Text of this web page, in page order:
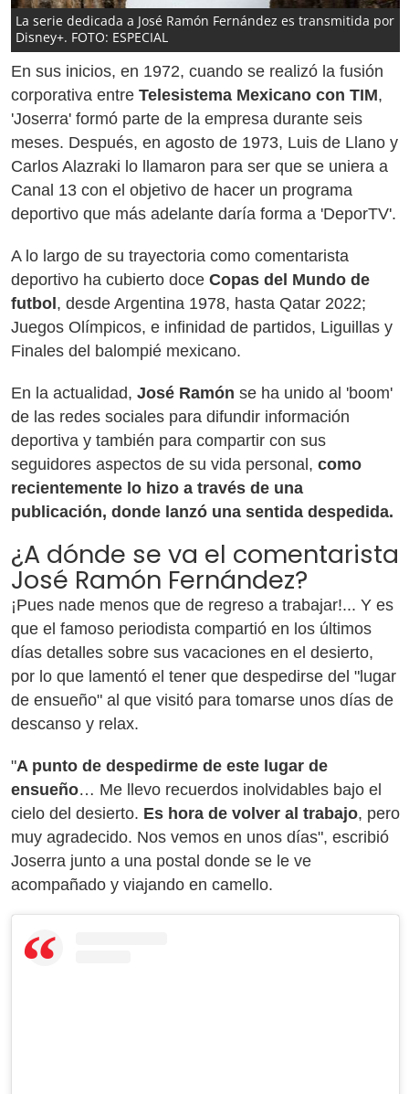
La serie dedicada a José Ramón Fernández es transmitida por
Disney+. FOTO: ESPECIAL
En sus inicios, en 1972, cuando se realizó la fusión
corporativa entre Telesistema Mexicano con TIM,
'Joserra' formó parte de la empresa durante seis
meses. Después, en agosto de 1973, Luis de Llano y
Carlos Alazraki lo llamaron para ser que se uniera a
Canal 13 con el objetivo de hacer un programa
deportivo que más adelante daría forma a 'DeporTV'.
A lo largo de su trayectoria como comentarista
deportivo ha cubierto doce Copas del Mundo de
futbol , desde Argentina 1978, hasta Qatar 2022;
Juegos Olímpicos, e infinidad de partidos, Liguillas y
Finales del balompié mexicano.
En la actualidad, José Ramón se ha unido al 'boom'
de las redes sociales para difundir información
deportiva y también para compartir con sus
seguidores aspectos de su vida personal, como
recientemente lo hizo a través de una
publicación, donde lanzó una sentida despedida.
¿A dónde se va el comentarista
José Ramón Fernández?
¡Pues nade menos que de regreso a trabajar!... Y es
que el famoso periodista compartió en los últimos
días detalles sobre sus vacaciones en el desierto,
por lo que lamentó el tener que despedirse del "lugar
de ensueño" al que visitó para tomarse unos días de
descanso y relax.
"A punto de despedirme de este lugar de
ensueño… Me llevo recuerdos inolvidables bajo el
cielo del desierto. Es hora de volver al trabajo, pero
muy agradecido. Nos vemos en unos días", escribió
Joserra junto a una postal donde se le ve
acompañado y viajando en camello.